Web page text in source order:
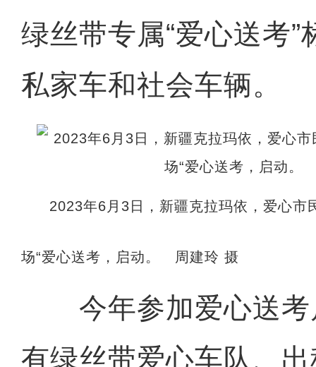
绿丝带专属“爱心送考
私家车和社会车辆。
2023年6月3日，新疆克拉玛依，爱心市
场“爱心送考，启动。 周建玲 摄
今年参加爱心送考
有绿丝带爱心车队、